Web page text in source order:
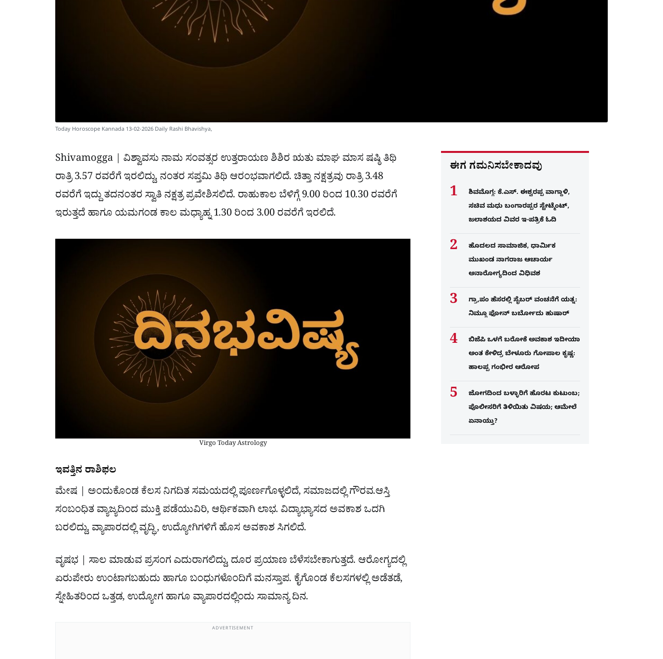
Today Horoscope Kannada 13-02-2026 Daily Rashi Bhavishya,
Shivamogga | ವಿಶ್ವಾವಸು ನಾಮ ಸಂವತ್ಸರ ಉತ್ತರಾಯಣ ಶಿಶಿರ ಋತು ಮಾಘ ಮಾಸ ಷಷ್ಠಿ ತಿಥಿ
ರಾತ್ರಿ 3.57 ರವರೆಗೆ ಇರಲಿದ್ದು, ನಂತರ ಸಪ್ತಮಿ ತಿಥಿ ಆರಂಭವಾಗಲಿದೆ. ಚಿತ್ತಾ ನಕ್ಷತ್ರವು ರಾತ್ರಿ 3.48
ರವರೆಗೆ ಇದ್ದು ತದನಂತರ ಸ್ವಾತಿ ನಕ್ಷತ್ರ ಪ್ರವೇಶಿಸಲಿದೆ. ರಾಹುಕಾಲ ಬೆಳಿಗ್ಗೆ 9.00 ರಿಂದ 10.30 ರವರೆಗೆ
ಇರುತ್ತದೆ ಹಾಗೂ ಯಮಗಂಡ ಕಾಲ ಮಧ್ಯಾಹ್ನ 1.30 ರಿಂದ 3.00 ರವರೆಗೆ ಇರಲಿದೆ.
Virgo Today Astrology
ಇವತ್ತಿನ ರಾಶಿಫಲ
ಮೇಷ | ಅಂದುಕೊಂಡ ಕೆಲಸ ನಿಗದಿತ ಸಮಯದಲ್ಲಿ ಪೂರ್ಣಗೊಳ್ಳಲಿದೆ, ಸಮಾಜದಲ್ಲಿ ಗೌರವ.ಆಸ್ತಿ
ಸಂಬಂಧಿತ ವ್ಯಾಜ್ಯದಿಂದ ಮುಕ್ತಿ ಪಡೆಯುವಿರಿ, ಆರ್ಥಿಕವಾಗಿ ಲಾಭ. ವಿದ್ಯಾಭ್ಯಾಸದ ಅವಕಾಶ ಒದಗಿ
ಬರಲಿದ್ದು, ವ್ಯಾಪಾರದಲ್ಲಿ ವೃದ್ಧಿ , ಉದ್ಯೋಗಿಗಳಿಗೆ ಹೊಸ ಅವಕಾಶ ಸಿಗಲಿದೆ.
ವೃಷಭ | ಸಾಲ ಮಾಡುವ ಪ್ರಸಂಗ ಎದುರಾಗಲಿದ್ದು, ದೂರ ಪ್ರಯಾಣ ಬೆಳೆಸಬೇಕಾಗುತ್ತದೆ. ಆರೋಗ್ಯದಲ್ಲಿ
ಏರುಪೇರು ಉಂಟಾಗಬಹುದು ಹಾಗೂ ಬಂಧುಗಳೊಂದಿಗೆ ಮನಸ್ತಾಪ. ಕೈಗೊಂಡ ಕೆಲಸಗಳಲ್ಲಿ ಅಡೆತಡೆ,
ಸ್ನೇಹಿತರಿಂದ ಒತ್ತಡ, ಉದ್ಯೋಗ ಹಾಗೂ ವ್ಯಾಪಾರದಲ್ಲಿಂದು ಸಾಮಾನ್ಯ ದಿನ.
ADVERTISEMENT
ಈಗ ಗಮನಿಸಬೇಕಾದವು
ಶಿವಮೊಗ್ಗ: ಕೆ.ಎಸ್. ಈಶ್ವರಪ್ಪ ವಾಗ್ದಾಳಿ,
ಸಚಿವ ಮಧು ಬಂಗಾರಪ್ಪರ ಸ್ಟೇಟ್ಮೆಂಟ್,
ಜಲಾಶಯದ ವಿವರ ಇ-ಪತ್ರಿಕೆ ಓದಿ
ಹೊದಲದ ಸಾಮಾಜಿಕ, ಧಾರ್ಮಿಕ
ಮುಖಂಡ ನಾಗರಾಜ ಆಚಾರ್ಯ
ಅನಾರೋಗ್ಯದಿಂದ ವಿಧಿವಶ
ಗ್ರಾ,ಪಂ ಹೆಸರಲ್ಲಿ ಸೈಬ‌ರ್ ವಂಚನೆಗೆ ಯತ್ನ:
ನಿಮ್ಗೂ ಫೋನ್​ ಬರ್ಬೋದು ಹುಷಾರ್​​
ಬಿಜೆಪಿ ಒಳಗೆ ಬರೋಕೆ ಅವಕಾಶ ಇದೀಯಾ
ಅಂತ ಕೇಳಿದ್ರ ಬೇಳೂರು ಗೋಪಾಲ ಕೃಷ್ಣ:
ಹಾಲಪ್ಪ ಗಂಭೀರ ಆರೋಪ
ಜೋಗದಿಂದ ಬಳ್ಳಾರಿಗೆ ಹೊರಟ ಕುಟುಂಬ;
ಪೊಲೀಸರಿಗೆ ತಿಳಿಯಿತು ವಿಷಯ; ಆಮೇಲೆ
ಏನಾಯ್ತು?